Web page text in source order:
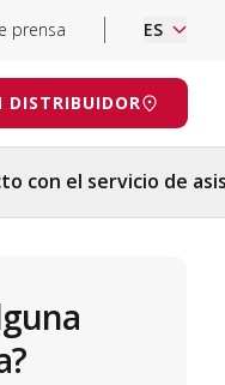
prensa ES
DISTRIBUIDOR
con el servicio de